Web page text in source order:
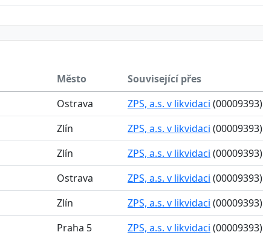
Město
Související přes
Ostrava ZPS, a.s. v likvidaci (00009393)
Zlín ZPS, a.s. v likvidaci (00009393)
Zlín ZPS, a.s. v likvidaci (00009393)
Ostrava ZPS, a.s. v likvidaci (00009393)
Zlín ZPS, a.s. v likvidaci (00009393)
Praha 5 ZPS, a.s. v likvidaci (00009393)